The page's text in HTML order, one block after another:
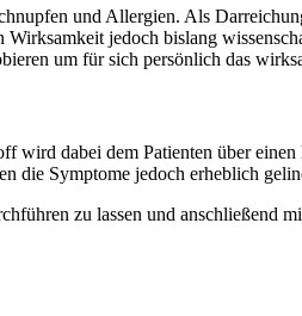
und Allergien. Als
jedoch bislang
um für sich persönlich das
wird dabei dem Patienten über
die Symptome jedoch erheblich
zu lassen und